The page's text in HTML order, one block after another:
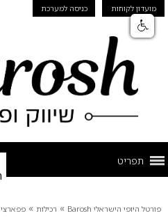
מועדון לקוחות כניסה למערכת
תפריט
פורטל היופי הישראלי Barosh » רכילות » פפארצי